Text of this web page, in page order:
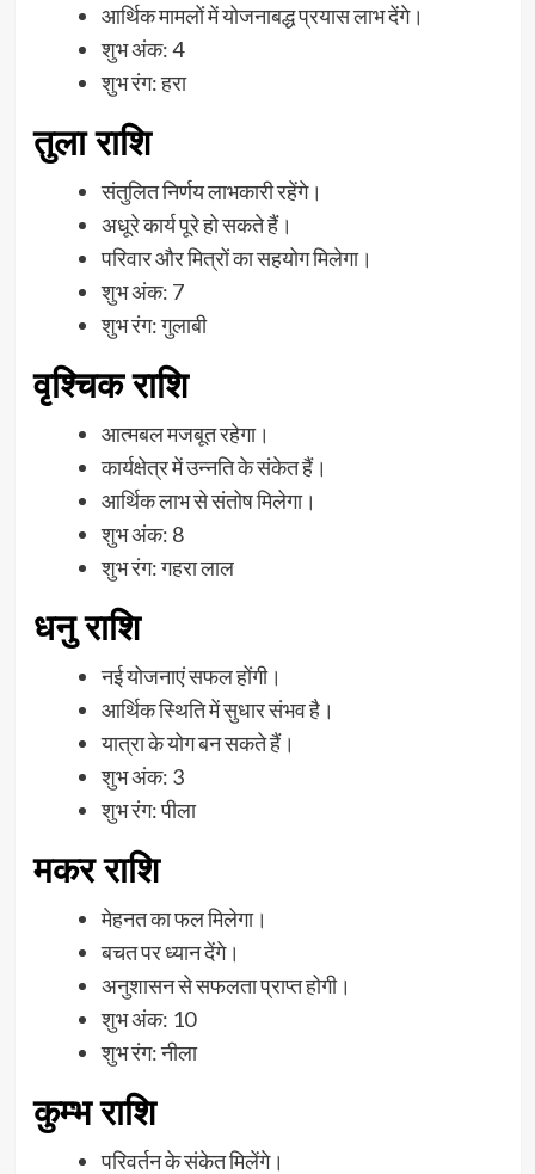
आर्थिक मामलों में योजनाबद्ध प्रयास लाभ देंगे।
शुभ अंक: 4
शुभ रंग: हरा
तुला राशि
संतुलित निर्णय लाभकारी रहेंगे।
अधूरे कार्य पूरे हो सकते हैं।
परिवार और मित्रों का सहयोग मिलेगा।
शुभ अंक: 7
शुभ रंग: गुलाबी
वृश्चिक राशि
आत्मबल मजबूत रहेगा।
कार्यक्षेत्र में उन्नति के संकेत हैं।
आर्थिक लाभ से संतोष मिलेगा।
शुभ अंक: 8
शुभ रंग: गहरा लाल
धनु राशि
नई योजनाएं सफल होंगी।
आर्थिक स्थिति में सुधार संभव है।
यात्रा के योग बन सकते हैं।
शुभ अंक: 3
शुभ रंग: पीला
मकर राशि
मेहनत का फल मिलेगा।
बचत पर ध्यान देंगे।
अनुशासन से सफलता प्राप्त होगी।
शुभ अंक: 10
शुभ रंग: नीला
कुम्भ राशि
परिवर्तन के संकेत मिलेंगे।